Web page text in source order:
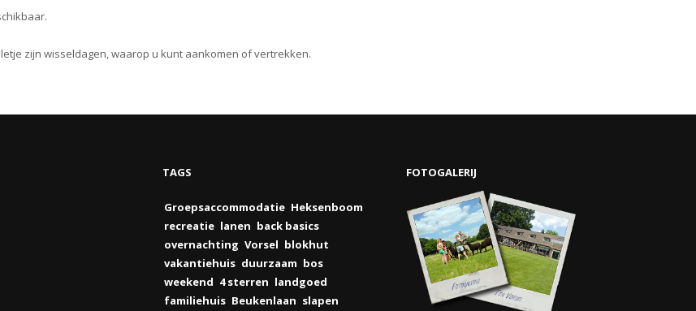
zijn wisseldagen, waarop u kunt aankomen of vertrekken.
TAGS
Groepsaccommodatie Heksenboom
recreatie lanen back basics
overnachting Vorsel blokhut
vakantiehuis duurzaam bos
weekend 4 sterren landgoed
familiehuis Beukenlaan slapen
FOTOGALERIJ